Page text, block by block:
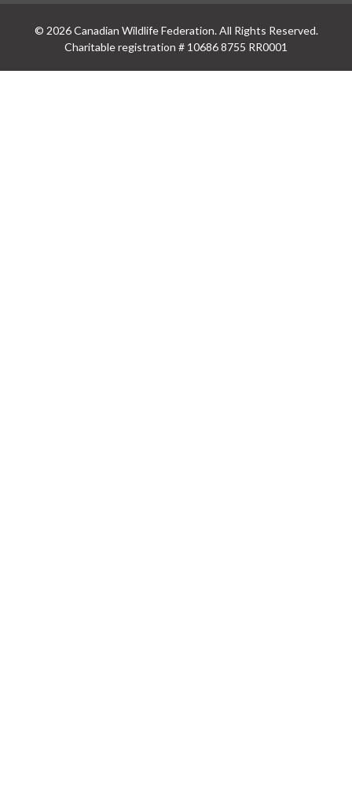
© 2026 Canadian Wildlife Federation. All Rights Reserved.
Charitable registration # 10686 8755 RR0001